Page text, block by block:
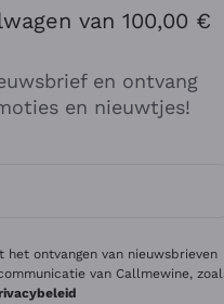
Gavi
van 100,00 €
en ontvang
en nieuwtjes!
om
het ontvangen van nieuwsbrieven
van Callmewine,